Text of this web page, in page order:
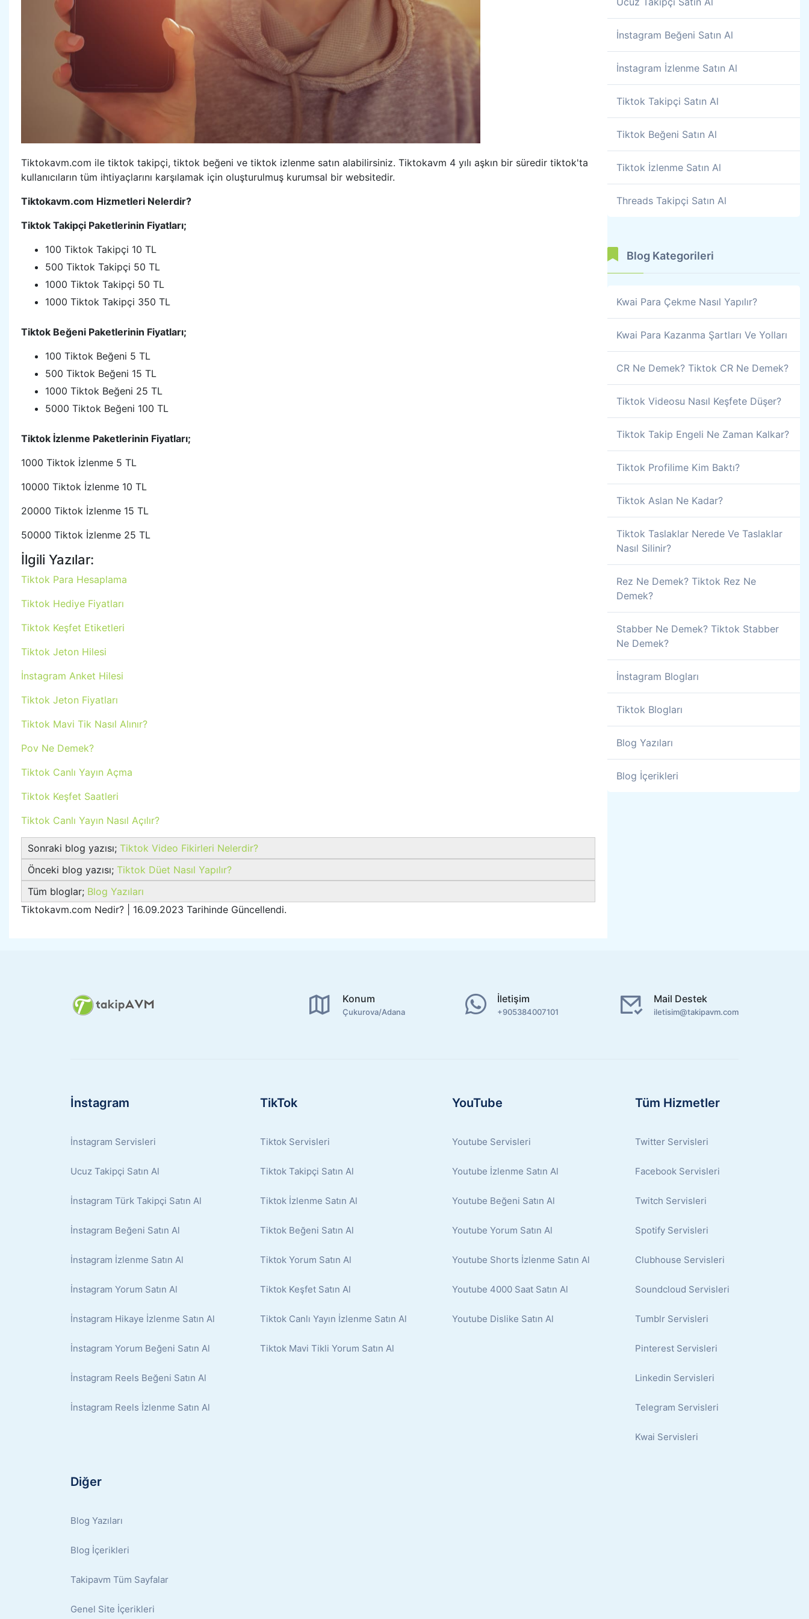
Tiktokavm.com ile tiktok takipçi, tiktok beğeni ve tiktok izlenme satın alabilirsiniz. Tiktokavm 4 yılı aşkın bir süredir tiktok'ta
kullanıcıların tüm ihtiyaçlarını karşılamak için oluşturulmuş kurumsal bir websitedir.
Tiktokavm.com Hizmetleri Nelerdir?
Tiktok Takipçi Paketlerinin Fiyatları;
100 Tiktok Takipçi 10 TL
500 Tiktok Takipçi 50 TL
1000 Tiktok Takipçi 50 TL
1000 Tiktok Takipçi 350 TL
Tiktok Beğeni Paketlerinin Fiyatları;
100 Tiktok Beğeni 5 TL
500 Tiktok Beğeni 15 TL
1000 Tiktok Beğeni 25 TL
5000 Tiktok Beğeni 100 TL
Tiktok İzlenme Paketlerinin Fiyatları;
1000 Tiktok İzlenme 5 TL
10000 Tiktok İzlenme 10 TL
20000 Tiktok İzlenme 15 TL
50000 Tiktok İzlenme 25 TL
İlgili Yazılar:
Tiktok Para Hesaplama
Tiktok Hediye Fiyatları
Tiktok Keşfet Etiketleri
Tiktok Jeton Hilesi
İnstagram Anket Hilesi
Tiktok Jeton Fiyatları
Tiktok Mavi Tik Nasıl Alınır?
Pov Ne Demek?
Tiktok Canlı Yayın Açma
Tiktok Keşfet Saatleri
Tiktok Canlı Yayın Nasıl Açılır?
Sonraki blog yazısı; Tiktok Video Fikirleri Nelerdir?
Önceki blog yazısı; Tiktok Düet Nasıl Yapılır?
Tüm bloglar; Blog Yazıları
Tiktokavm.com Nedir? | 16.09.2023 Tarihinde Güncellendi.
İnstagram Beğeni Satın Al
İnstagram İzlenme Satın Al
Tiktok Takipçi Satın Al
Tiktok Beğeni Satın Al
Tiktok İzlenme Satın Al
Threads Takipçi Satın Al
Blog Kategorileri
Kwai Para Çekme Nasıl Yapılır?
Kwai Para Kazanma Şartları Ve Yolları
CR Ne Demek? Tiktok CR Ne Demek?
Tiktok Videosu Nasıl Keşfete Düşer?
Tiktok Takip Engeli Ne Zaman Kalkar?
Tiktok Profilime Kim Baktı?
Tiktok Aslan Ne Kadar?
Tiktok Taslaklar Nerede Ve Taslaklar
Nasıl Silinir?
Rez Ne Demek? Tiktok Rez Ne
Demek?
Stabber Ne Demek? Tiktok Stabber
Ne Demek?
İnstagram Blogları
Tiktok Blogları
Blog Yazıları
Blog İçerikleri
Konum
Çukurova/Adana
İletişim
+905384007101
Mail Destek
iletisim@takipavm.com
İnstagram
İnstagram Servisleri
Ucuz Takipçi Satın Al
İnstagram Türk Takipçi Satın Al
İnstagram Beğeni Satın Al
İnstagram İzlenme Satın Al
İnstagram Yorum Satın Al
İnstagram Hikaye İzlenme Satın Al
İnstagram Yorum Beğeni Satın Al
İnstagram Reels Beğeni Satın Al
İnstagram Reels İzlenme Satın Al
TikTok
Tiktok Servisleri
Tiktok Takipçi Satın Al
Tiktok İzlenme Satın Al
Tiktok Beğeni Satın Al
Tiktok Yorum Satın Al
Tiktok Keşfet Satın Al
Tiktok Canlı Yayın İzlenme Satın Al
Tiktok Mavi Tikli Yorum Satın Al
YouTube
Youtube Servisleri
Youtube İzlenme Satın Al
Youtube Beğeni Satın Al
Youtube Yorum Satın Al
Youtube Shorts İzlenme Satın Al
Youtube 4000 Saat Satın Al
Youtube Dislike Satın Al
Tüm Hizmetler
Twitter Servisleri
Facebook Servisleri
Twitch Servisleri
Spotify Servisleri
Clubhouse Servisleri
Soundcloud Servisleri
Tumblr Servisleri
Pinterest Servisleri
Linkedin Servisleri
Telegram Servisleri
Kwai Servisleri
Diğer
Blog Yazıları
Blog İçerikleri
Takipavm Tüm Sayfalar
Genel Site İçerikleri